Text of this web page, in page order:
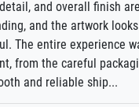
company has a vast
of prints to choose from,
excellent service also
to prints which are not in
Highly recommended!